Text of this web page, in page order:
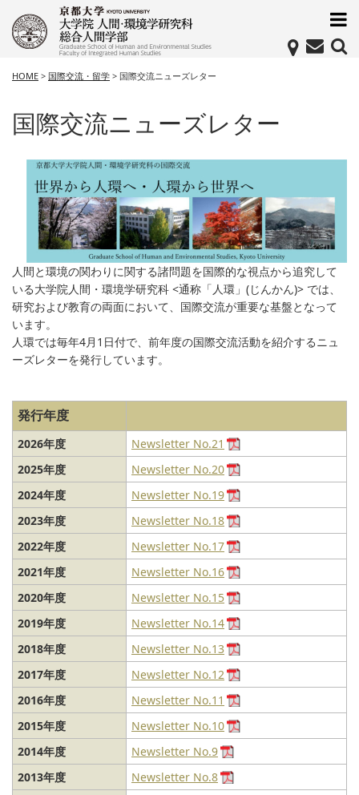
HOME > 国際交流・留学 > 国際交流ニューズレター
国際交流ニューズレター
人間と環境の関わりに関する諸問題を国際的な視点から追究して
いる大学院人間・環境学研究科 <通称「人環」(じんかん)> では、
研究および教育の両面において、国際交流が重要な基盤となって
います。
人環では毎年4月1日付で、前年度の国際交流活動を紹介するニュ
ーズレターを発行しています。
発行年度
2026年度
Newsletter No.21
2025年度
Newsletter No.20
2024年度
Newsletter No.19
2023年度
Newsletter No.18
2022年度
Newsletter No.17
2021年度
Newsletter No.16
2020年度
Newsletter No.15
2019年度
Newsletter No.14
2018年度
Newsletter No.13
2017年度
Newsletter No.12
2016年度
Newsletter No.11
2015年度
Newsletter No.10
2014年度
Newsletter No.9
2013年度
Newsletter No.8